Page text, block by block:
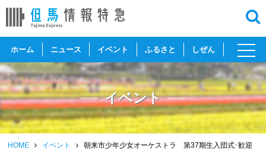
ホーム ニュース イベント ふるさと しぜん
toggle
イベント
HOME イベント
朝来市少年少女オーケストラ 第37期生入団式･歓迎